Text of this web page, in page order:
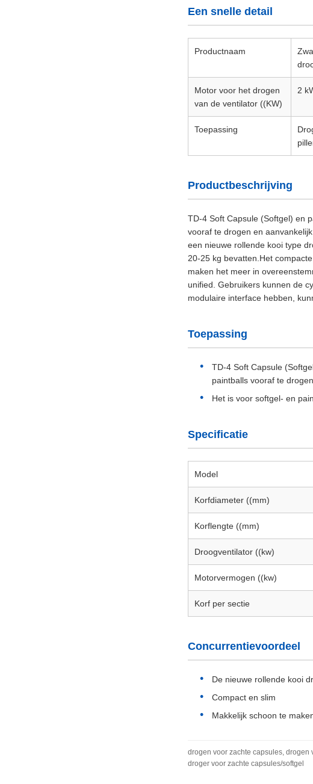
Een snelle detail
Productnaam
Motor voor het drogen
van de ventilator ((KW)
2
Toepassing
Productbeschrijving
TD-4 Soft Capsule (Softgel) en
vooraf te drogen en
een nieuwe rollende kooi type
20-25 kg bevatten.Het
maken het meer in
unified. Gebruikers kunnen de
modulaire interface hebben,
Toepassing
TD-4 Soft Capsule
paintballs vooraf te
Het is voor softgel- en
Specificatie
Model
Korfdiameter ((mm)
Korflengte ((mm)
Droogventilator ((kw)
Motorvermogen ((kw)
Korf per sectie
Concurrentievoordeel
De nieuwe rollende kooi
Compact en slim
Makkelijk schoon te
drogen voor zachte capsules,
droger voor zachte capsules/softgel